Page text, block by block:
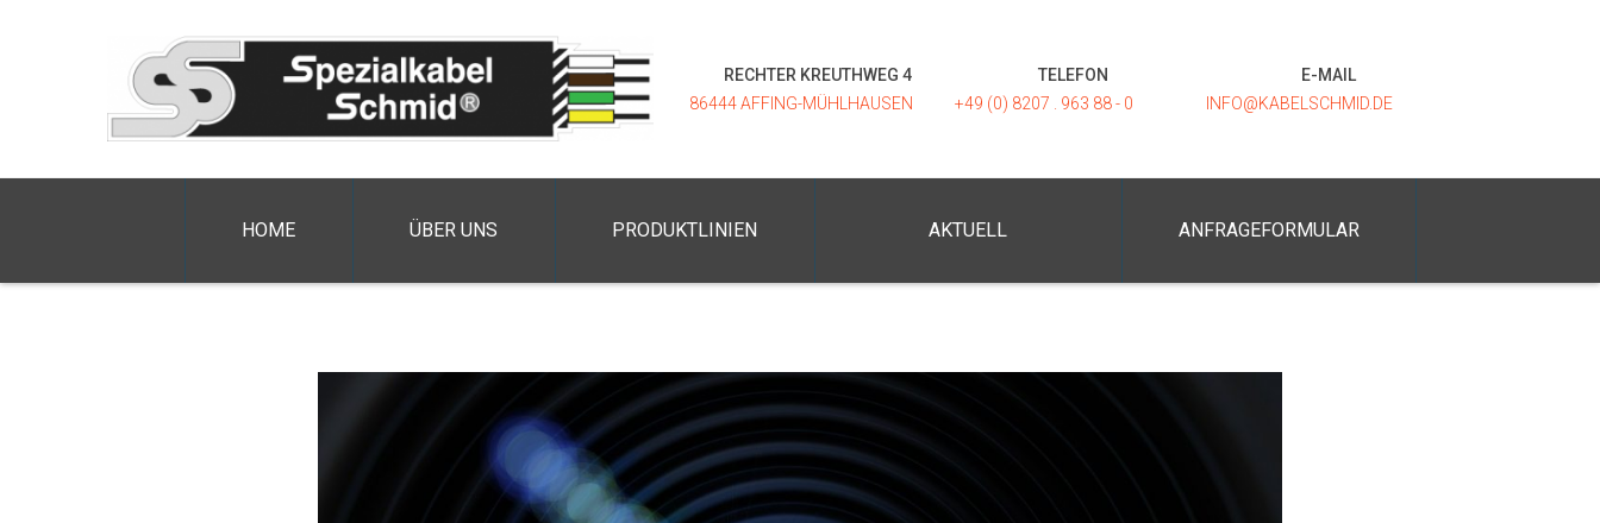
RECHTER KREUTHWEG 4
86444 AFFING-MÜHLHAUSEN
TELEFON
+49 (0) 8207 . 963 88 - 0
E-MAIL
INFO@KABELSCHMID.DE
HOME ÜBER UNS PRODUKTLINIEN AKTUELL ANFRAGEFORMULAR